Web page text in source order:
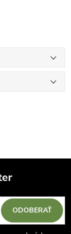
ODOBERAŤ